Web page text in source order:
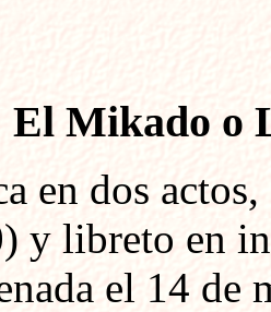
El Mikado o
en dos
y libreto en
el 14 de